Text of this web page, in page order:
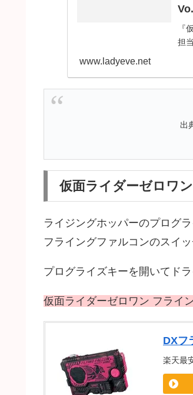
『
担
大
www.ladyeve.net
出
仮面ライダーゼロワ
ライジングホッパーのプログ
フライングファルコンのスイ
プログライズキーを開いてドラ
仮面ライダーゼロワン フライ
DXフ
楽天最